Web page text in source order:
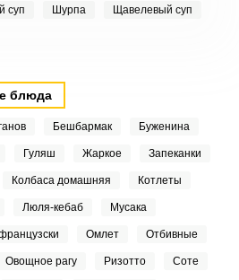
суп Шурпа Щавелевый суп
блюда
Бешбармак Буженина
Гуляш Жаркое Запеканки
Колбаса домашняя Котлеты
Люля-кебаб Мусака
Омлет Отбивные
Овощное рагу Ризотто Соте